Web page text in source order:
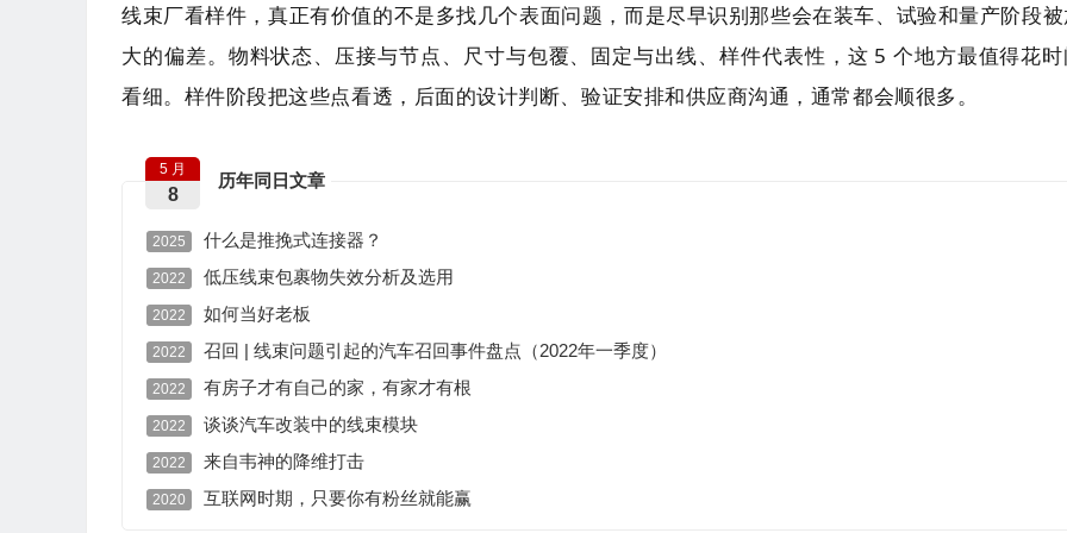
线束厂看样件，真正有价值的不是多找几个表面问题，而是尽早识别那些会在装车、试验和量产阶段
大的偏差。物料状态、压接与节点、尺寸与包覆、固定与出线、样件代表性，这 5 个地方最值得花
看细。样件阶段把这些点看透，后面的设计判断、验证安排和供应商沟通，通常都会顺很多。
历年同日文章
5 月
8
2025 什么是推挽式连接器？
2022 低压线束包裹物失效分析及选用
2022 如何当好老板
2022 召回 | 线束问题引起的汽车召回事件盘点（2022年一季度）
2022 有房子才有自己的家，有家才有根
2022 谈谈汽车改装中的线束模块
2022 来自韦神的降维打击
2020 互联网时期，只要你有粉丝就能赢